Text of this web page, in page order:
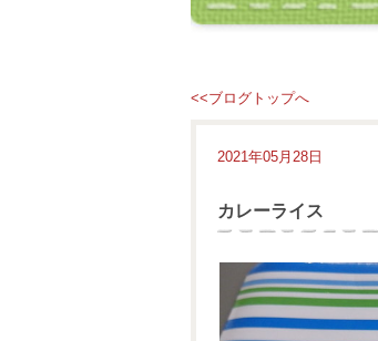
<<ブログトップへ
2021年05月28日
カレーライス